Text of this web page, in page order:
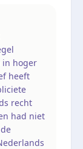
in hoger
heeft
recht
had niet